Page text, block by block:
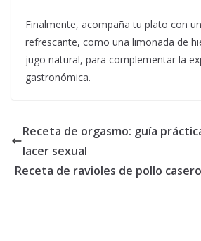
Finalmente, acompaña tu plato con
refrescante, como una limonada de
jugo natural, para complementar la
gastronómica.
Receta de orgasmo: guía
lacer sexual
Receta de ravioles de pollo